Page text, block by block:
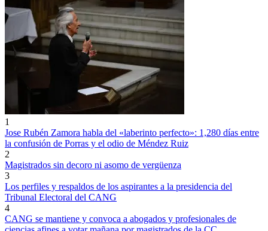
1
Jose Rubén Zamora habla del «laberinto perfecto»: 1,280 días entre
la confusión de Porras y el odio de Méndez Ruiz
2
Magistrados sin decoro ni asomo de vergüenza
3
Los perfiles y respaldos de los aspirantes a la presidencia del
Tribunal Electoral del CANG
4
CANG se mantiene y convoca a abogados y profesionales de